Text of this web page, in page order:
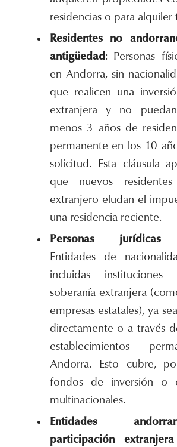
residencias o para alquiler
Residentes no
antigüedad: Personas
en Andorra, sin
que realicen una
extranjera y no
menos 3 años de
permanente en los 10
solicitud. Esta cláusula
que nuevos
extranjero eludan el
una residencia reciente.
Personas jurídicas
Entidades de
incluidas
soberanía extranjera
empresas estatales), ya
directamente o a través
establecimientos
Andorra. Esto cubre,
fondos de inversión o
multinacionales.
Entidades
participación